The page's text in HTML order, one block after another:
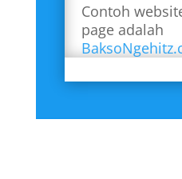
Contoh
page adalah